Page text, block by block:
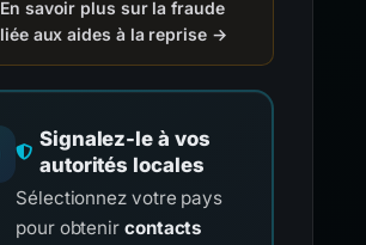
En savoir plus sur la fraude
liée aux aides à la reprise →
Signalez-le à vos
autorités locales
Sélectionnez votre pays
pour obtenir contacts